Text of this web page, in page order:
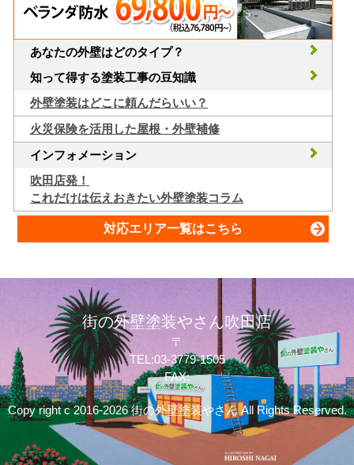
あなたの外壁はどのタイプ？
知って得する塗装工事の豆知識
外壁塗装はどこに頼んだらいい？
火災保険を活用した屋根・外壁補修
インフォメーション
吹田店発！
これだけは伝えおきたい外壁塗装コラム
対応エリア一覧はこちら
街の外壁塗装やさん吹田店
〒
TEL:03-3779-1505
FAX:
Copy right c 2016-2026 街の外壁塗装やさん All Rights Reserved.